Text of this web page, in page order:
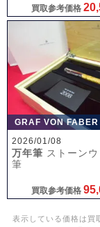
買取参考価格
GRAF VON
2026/01/08
万年筆 ストーン
筆
買取参考価格
表示している価格は買